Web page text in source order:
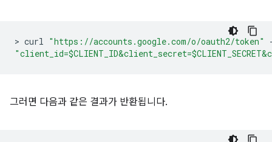
> curl "https://accounts.google.com/o/oauth2/token"
그러면 다음과 같은 결과가 반환됩니다.